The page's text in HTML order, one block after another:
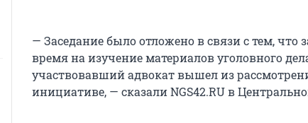
— Заседание было отложено в связи с тем,
время на изучение материалов уголовного
участвовавший адвокат вышел из
инициативе, — сказали NGS42.RU в